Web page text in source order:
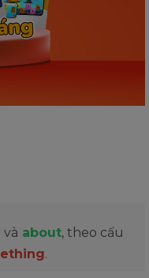
và about, theo cấu
.